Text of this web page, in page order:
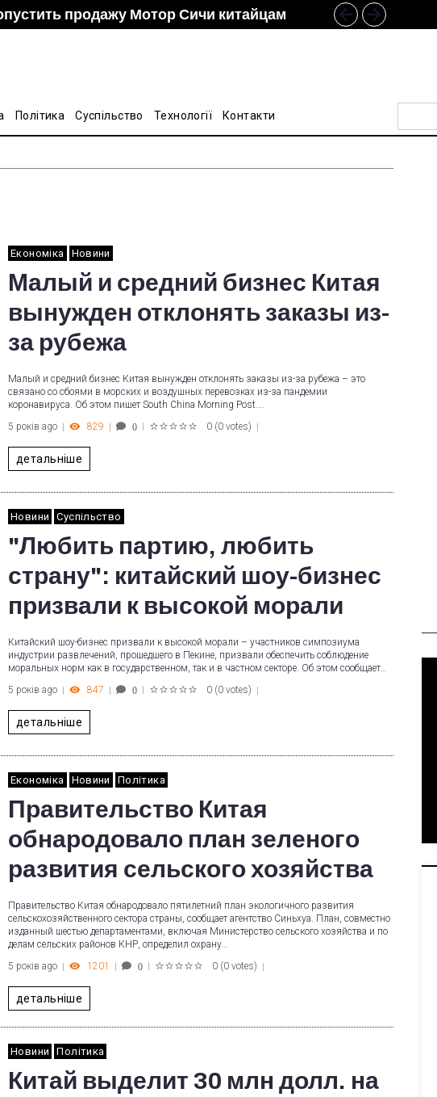
продажу Мотор Сичи китайцам
украинско-китайской Подкомиссии по
DCH Group подали новую заявку в АМКУ о
на стальные трубы из Китая
Політика Суспільство Технології Контакти
Економіка Новини
Малый и средний бизнес Китая
вынужден отклонять заказы из-
за рубежа
Малый и средний бизнес Китая вынужден отклонять заказы из-за рубежа – это
связано со сбоями в морских и воздушных перевозках из-за пандемии
коронавируса. Об этом пишет South China Morning Post.…
5 років ago
829 0 0 (0 votes)
детальніше
Новини Суспільство
"Любить партию, любить
страну": китайский шоу-бизнес
призвали к высокой морали
Китайский шоу-бизнес призвали к высокой морали – участников симпозиума
индустрии развлечений, прошедшего в Пекине, призвали обеспечить соблюдение
моральных норм как в государственном, так и в частном секторе. Об этом сообщает…
5 років ago
847 0 0 (0 votes)
детальніше
Економіка Новини Політика
Правительство Китая
обнародовало план зеленого
развития сельского хозяйства
Правительство Китая обнародовало пятилетний план экологичного развития
сельскохозяйственного сектора страны, сообщает агентство Синьхуа. План, совместно
изданный шестью департаментами, включая Министерство сельского хозяйства и по
делам сельских районов КНР, определил охрану…
5 років ago
1201 0 0 (0 votes)
детальніше
Новини Політика
Китай выделит 30 млн долл. на